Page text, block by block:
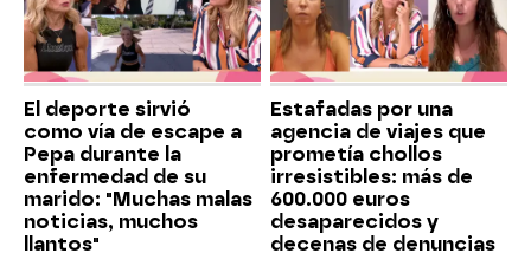
El deporte sirvió
como vía de escape a
Pepa durante la
enfermedad de su
marido: "Muchas malas
noticias, muchos
llantos"
Estafadas por una
agencia de viajes que
prometía chollos
irresistibles: más de
600.000 euros
desaparecidos y
decenas de denuncias